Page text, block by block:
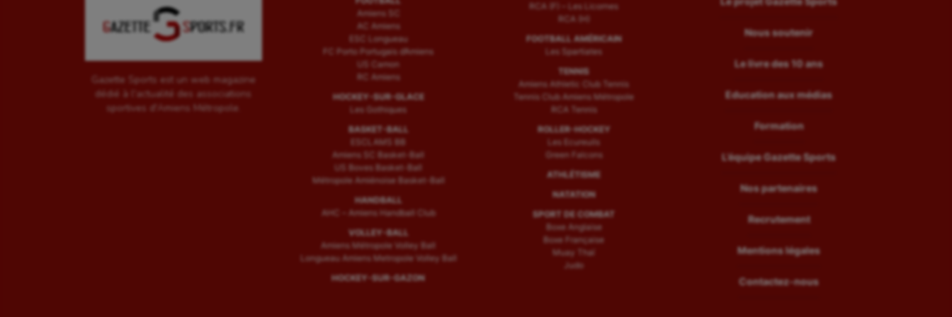
Gazette Sports est un web magazine
dédié à l'actualité des associations
sportives d'Amiens Métropole.
Amiens SC
AC Amiens
ESC Longueau
FC Porto Portugais d’Amiens
US Camon
RC Amiens
HOCKEY-SUR-GLACE
Les Gothiques
BASKET-BALL
ESCLAMS BB
Amiens SC Basket-Ball
US Boves Basket-Ball
Métropole Amiénoise Basket-Ball
HANDBALL
AHC – Amiens Handball Club
VOLLEY-BALL
Amiens Métropole Volley Ball
Longueau Amiens Metropole Volley Ball
HOCKEY-SUR-GAZON
RCA (F) – Les Licornes
RCA (H)
FOOTBALL AMÉRICAIN
Les Spartiates
TENNIS
Amiens Athletic Club Tennis
Tennis Club Amiens Métropole
RCA Tennis
ROLLER-HOCKEY
Les Ecureuils
Green Falcons
ATHLÉTISME
NATATION
SPORT DE COMBAT
Boxe Anglaise
Boxe Française
Muay Thaï
Judo
Nous soutenir
Le livre des 10 ans
Education aux médias
Formation
L’équipe Gazette Sports
Nos partenaires
Recrutement
Mentions légales
Contactez-nous